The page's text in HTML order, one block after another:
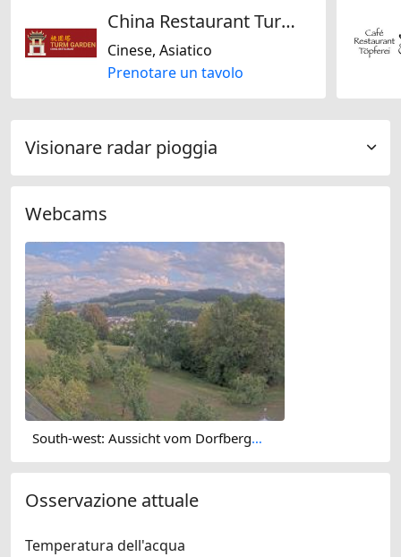
China Restaurant Turm Garden
Cinese, Asiatico
Prenotare un tavolo
Visionare radar pioggia
Webcams
South-west: Aussicht vom Dorfberg in Langnau
Osservazione attuale
Temperatura dell'acqua